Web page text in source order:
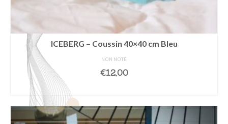
ICEBERG – Coussin 40×40 cm Bleu
NON NOTÉ
€12,00
AJOUTER AU PANIER